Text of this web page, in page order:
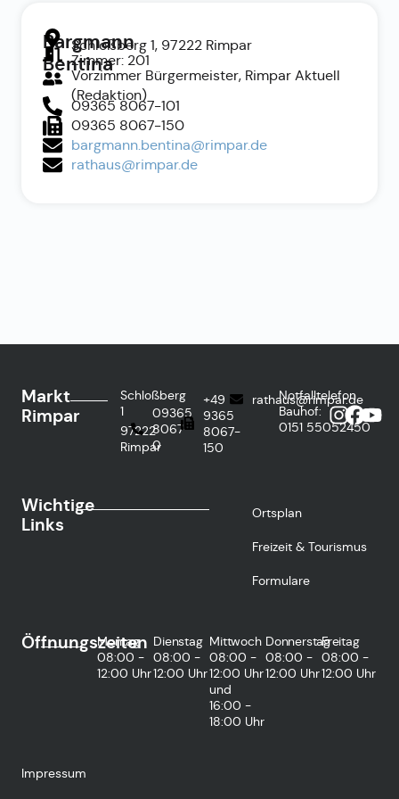
Bargmann
Bentina
Schloßberg 1, 97222 Rimpar
Zimmer: 201
Vorzimmer Bürgermeister, Rimpar Aktuell
(Redaktion)
09365 8067-101
09365 8067-150
bargmann.bentina@rimpar.de
rathaus@rimpar.de
Markt
Rimpar
Schloßberg
1
97222
Rimpar
09365
8067-
0
+49
9365
8067-
150
rathaus@rimpar.de
Notfalltelefon
Bauhof:
0151 55052450
Wichtige
Links
Ortsplan
Freizeit & Tourismus
Formulare
Öffnungszeiten
Montag
08:00 -
12:00 Uhr
Dienstag
08:00 -
12:00 Uhr
Mittwoch
08:00 -
12:00 Uhr
und
16:00 -
18:00 Uhr
Donnerstag
08:00 -
12:00 Uhr
Freitag
08:00 -
12:00 Uhr
Impressum